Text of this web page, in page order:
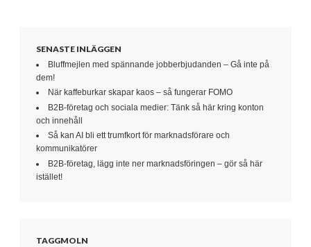
SENASTE INLÄGGEN
Bluffmejlen med spännande jobberbjudanden – Gå inte på
dem!
När kaffeburkar skapar kaos – så fungerar FOMO
B2B-företag och sociala medier: Tänk så här kring konton
och innehåll
Så kan AI bli ett trumfkort för marknadsförare och
kommunikatörer
B2B-företag, lägg inte ner marknadsföringen – gör så här
istället!
TAGGMOLN